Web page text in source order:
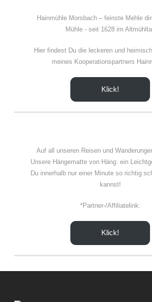
Hainmühle Morsbach – feinste Mehle
Mühle - seit 1628 im
Hier findest Du die leckeren und
meines Kooperationspartners
Klick!
Auf all unseren Reisen und
Unsere Hängematte von Häng: ein
Du innerhalb nur einer Minute so richtig
kannst!
*Partner-/Affiliatelink:
Klick!